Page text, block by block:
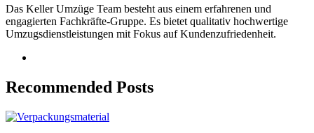
Das Keller Umzüge Team besteht aus einem erfahrenen und
engagierten Fachkräfte-Gruppe. Es bietet qualitativ hochwertige
Umzugsdienstleistungen mit Fokus auf Kundenzufriedenheit.
Recommended Posts